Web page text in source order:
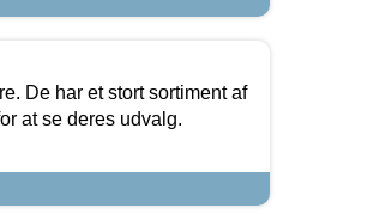
De har et stort sortiment af
at se deres udvalg.